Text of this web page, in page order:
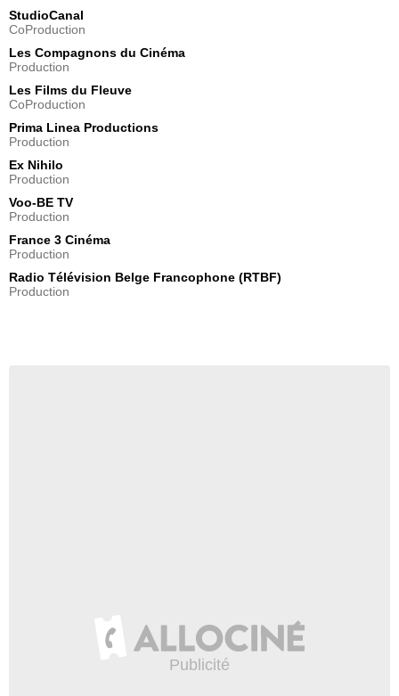
StudioCanal
CoProduction
Les Compagnons du Cinéma
Production
Les Films du Fleuve
CoProduction
Prima Linea Productions
Production
Ex Nihilo
Production
Voo-BE TV
Production
France 3 Cinéma
Production
Radio Télévision Belge Francophone (RTBF)
Production